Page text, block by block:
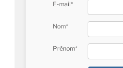
E-mail*
Nom*
Prénom*